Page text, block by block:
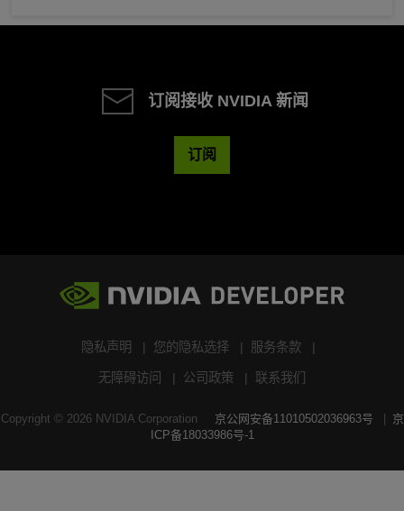
订阅接收 NVIDIA 新闻
订阅
隐私声明 您的隐私选择 服务条款
无障碍访问 公司政策 联系我们
Copyright © 2026NVIDIA Corporation 京公网安备11010502036963号
京
ICP备18033986号-1